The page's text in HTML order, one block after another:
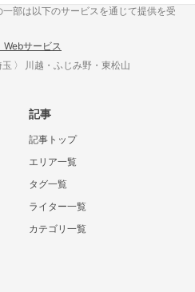
部は以下のサービスを通じて提供を受
Webサービス
川越・ふじみ野・東松山
記事
記事トップ
エリア一覧
タグ一覧
ライター一覧
カテゴリ一覧